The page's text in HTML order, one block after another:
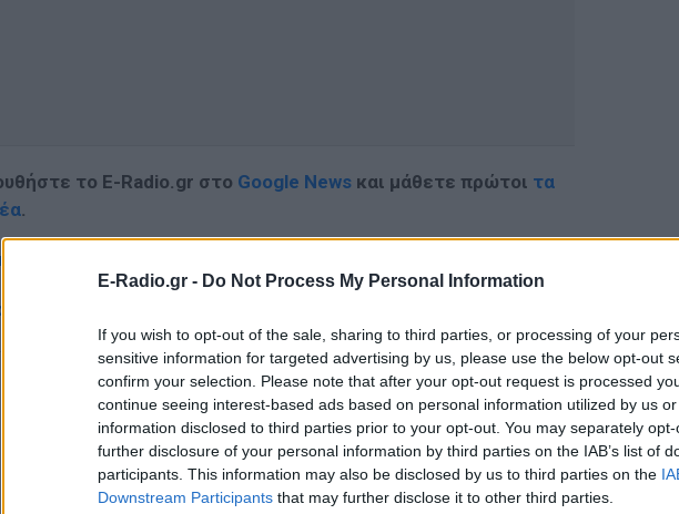
E-Radio.gr - Do Not Process My Personal Information
If you wish to opt-out of the sale, sharing to third parties, or processing of your
sensitive information for targeted advertising by us, please use the below opt-out
confirm your selection. Please note that after your opt-out request is processed
continue seeing interest-based ads based on personal information utilized by us
information disclosed to third parties prior to your opt-out. You may separately
further disclosure of your personal information by third parties on the IAB’s list of
participants. This information may also be disclosed by us to third parties on the
Downstream Participants that may further disclose it to other third parties.
το E-Radio.gr στο Google News και μάθετε πρώτοι τα
.
στο E-Daily.gr; Τα νέα της ημέρας και ότι σου κάνει κλικ!
το E-Radio.gr και στο Instagram
ΔΙΑΦΗΜΙΣΗ